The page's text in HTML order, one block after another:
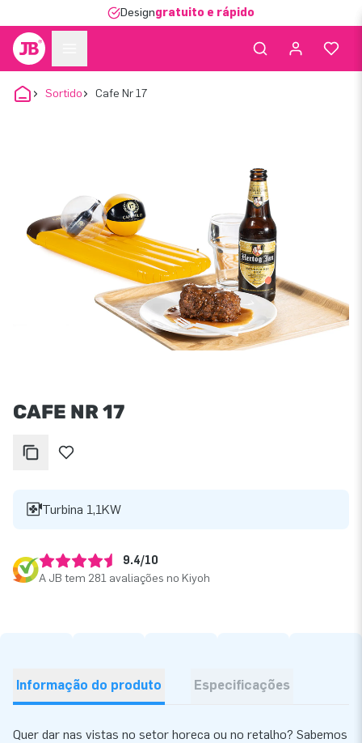
Designgratuito e rápido
Sortido Cafe Nr 17
CAFE NR 17
Turbina 1,1KW
9.4/10
A JB tem 281 avaliações no Kiyoh
Informação do produto Especificações
Quer dar nas vistas no setor horeca ou no retalho? Sabemos